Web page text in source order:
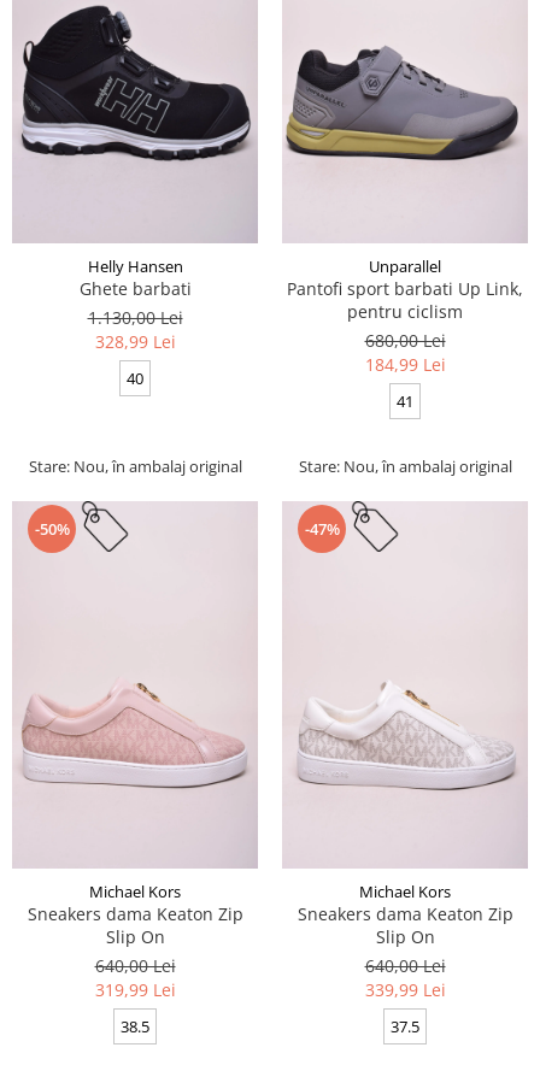
Helly Hansen
Ghete barbati
1.130,00 Lei
328,99 Lei
40
Stare: Nou, în ambalaj original
Unparallel
Pantofi sport barbati Up Link,
pentru ciclism
680,00 Lei
184,99 Lei
41
Stare: Nou, în ambalaj original
-50%
Michael Kors
Sneakers dama Keaton Zip
Slip On
640,00 Lei
319,99 Lei
38.5
-47%
Michael Kors
Sneakers dama Keaton Zip
Slip On
640,00 Lei
339,99 Lei
37.5